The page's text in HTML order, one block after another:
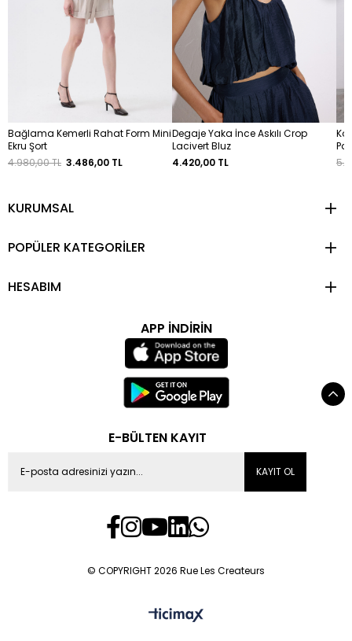
Bağlama Kemerli Rahat Form Mini
Ekru Şort
4.980,00 TL 3.486,00 TL
Degaje Yaka İnce Askılı Crop
Lacivert Bluz
4.420,00 TL
KURUMSAL
POPÜLER KATEGORİLER
HESABIM
APP İNDİRİN
E-BÜLTEN KAYIT
KAYIT OL
© COPYRIGHT 2026 Rue Les Createurs